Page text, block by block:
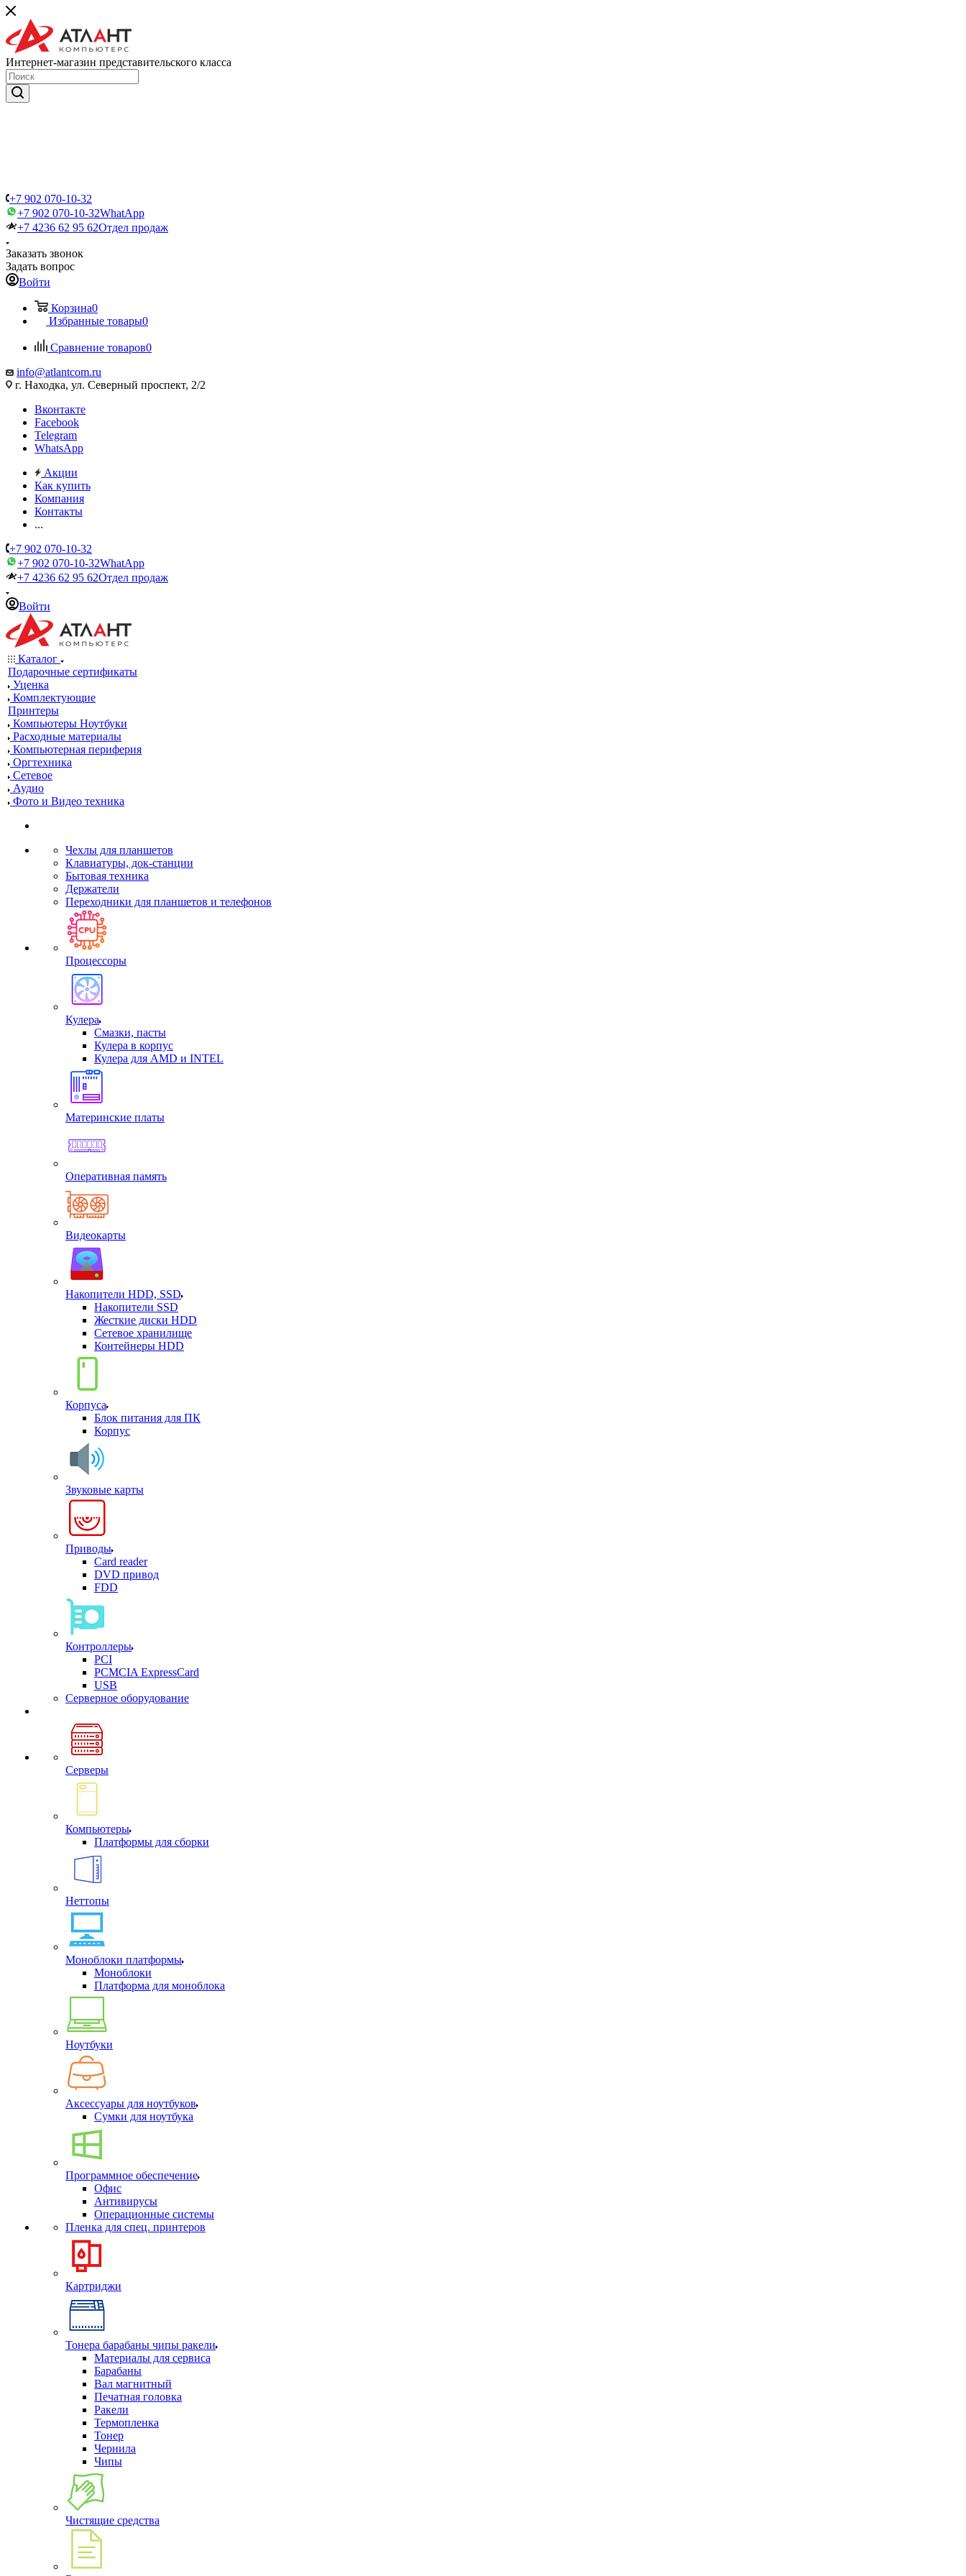
Интернет-магазин представительского класса
+7 902 070-10-32
+7 902 070-10-32WhatApp
+7 4236 62 95 62Отдел продаж
Заказать звонок
Задать вопрос
Войти
Корзина0
Избранные товары0
Сравнение товаров0
info@atlantcom.ru
г. Находка, ул. Северный проспект, 2/2
Вконтакте
Facebook
Telegram
WhatsApp
Акции
Как купить
Компания
Контакты
...
+7 902 070-10-32
+7 902 070-10-32WhatApp
+7 4236 62 95 62Отдел продаж
Войти
Каталог
Подарочные сертификаты
Уценка
Комплектующие
Принтеры
Компьютеры Ноутбуки
Расходные материалы
Компьютерная периферия
Оргтехника
Сетевое
Аудио
Фото и Видео техника
Чехлы для планшетов
Клавиатуры, док-станции
Бытовая техника
Держатели
Переходники для планшетов и телефонов
Процессоры
Кулера
Смазки, пасты
Кулера в корпус
Кулера для AMD и INTEL
Материнские платы
Оперативная память
Видеокарты
Накопители HDD, SSD
Накопители SSD
Жесткие диски HDD
Сетевое хранилище
Контейнеры HDD
Корпуса
Блок питания для ПК
Корпус
Звуковые карты
Приводы
Card reader
DVD привод
FDD
Контроллеры
PCI
PCMCIA ExpressCard
USB
Cерверное оборудование
Серверы
Компьютеры
Платформы для сборки
Неттопы
Моноблоки платформы
Моноблоки
Платформа для моноблока
Ноутбуки
Аксессуары для ноутбуков
Сумки для ноутбука
Программное обеспечение
Офис
Антивирусы
Операционные системы
Пленка для спец. принтеров
Картриджи
Тонера барабаны чипы ракели
Материалы для сервиса
Барабаны
Вал магнитный
Печатная головка
Ракели
Термопленка
Тонер
Чернила
Чипы
Чистящие средства